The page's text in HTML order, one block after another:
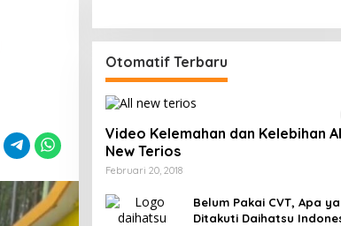
Otomatif Terbaru
Video Kelemahan dan Kelebihan
New Terios
Februari 20, 2018
Belum Pakai CVT, Apa
Ditakuti Daihatsu